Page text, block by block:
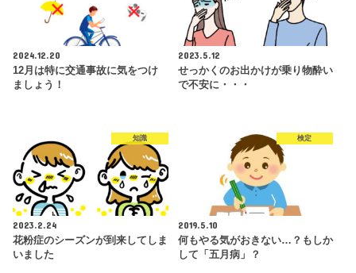
2024.12.20
12月は特に交通事故に気をつけ
ましょう！
2023.5.12
せっかくのお出かけが乗り物酔い
で不安に・・・
知識
2023.2.24
花粉症のシーズンが到来してしま
いました
検定
2019.5.10
何もやる気がおきない…？もしか
して「五月病」？